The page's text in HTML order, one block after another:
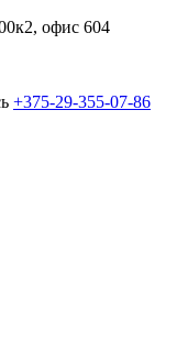
офис 604
+375-29-355-07-86